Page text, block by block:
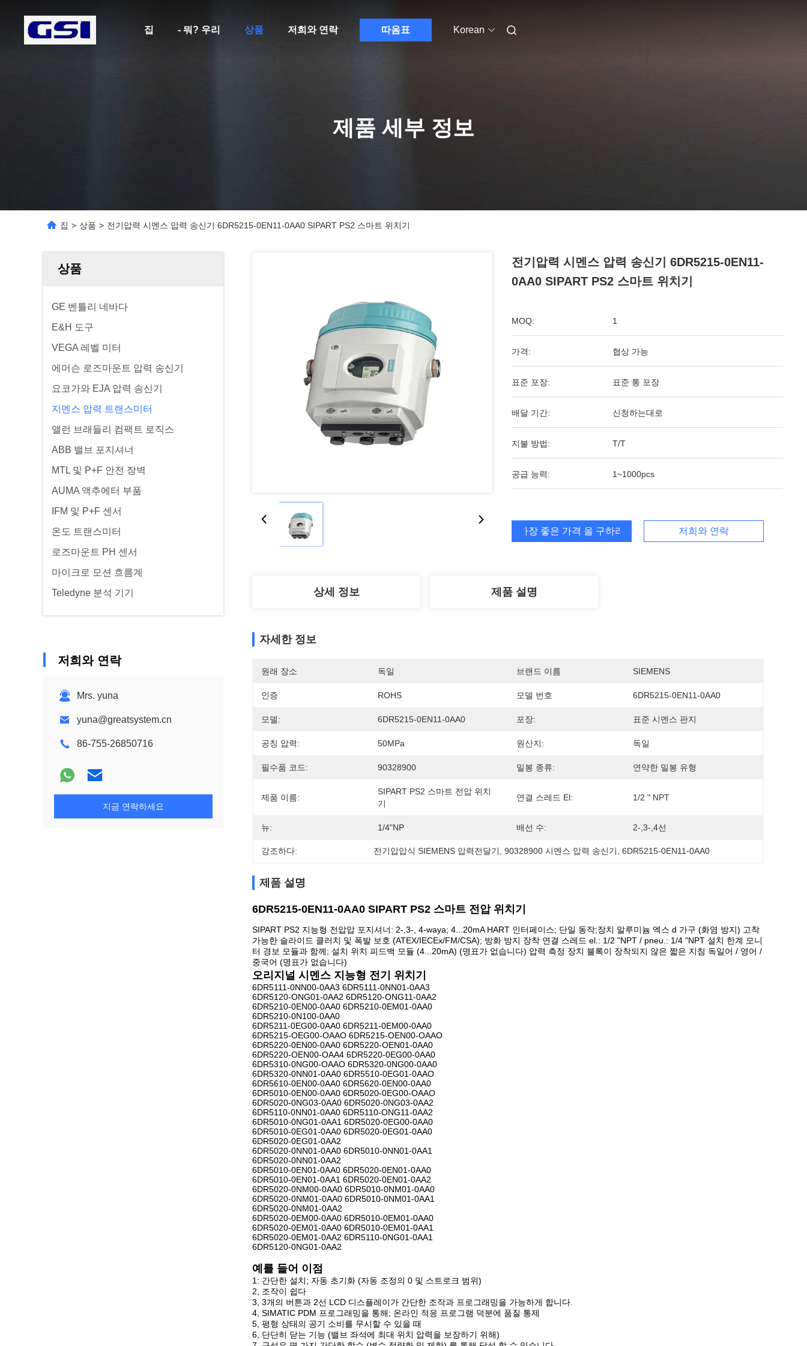
집 - 뭐? 우리 상품 저희와 연락 따옴표 Korean
제품 세부 정보
집 > 상품 > 전기압력 시멘스 압력 송신기 6DR5215-0EN11-0AA0 SIPART PS2 스마트 위치기
상품
GE 벤틀리 네바다
E&H 도구
VEGA 레벨 미터
에머슨 로즈마운트 압력 송신기
요코가와 EJA 압력 송신기
지멘스 압력 트랜스미터
앨런 브래들리 컴팩트 로직스
ABB 밸브 포지셔너
MTL 및 P+F 안전 장벽
AUMA 액추에터 부품
IFM 및 P+F 센서
온도 트랜스미터
로즈마운트 PH 센서
마이크로 모션 흐름계
Teledyne 분석 기기
저희와 연락
Mrs. yuna
yuna@greatsystem.cn
86-755-26850716
지금 연락하세요
전기압력 시멘스 압력 송신기 6DR5215-0EN11-
0AA0 SIPART PS2 스마트 위치기
MOQ: 1
가격: 협상 가능
표준 포장: 표준 통 포장
배달 기간: 신청하는대로
지불 방법: T/T
공급 능력: 1~1000pcs
가장 좋은 가격 을 구하라 저희와 연락
상세 정보 제품 설명
자세한 정보
원래 장소 독일 브랜드 이름 SIEMENS
인증 ROHS 모델 번호 6DR5215-0EN11-0AA0
모델: 6DR5215-0EN11-0AA0 포장: 표준 시멘스 판지
공칭 압력: 50MPa 원산지: 독일
필수품 코드: 90328900 밀봉 종류: 연약한 밀봉 유형
제품 이름:
SIPART PS2 스마트 전압 위치
기
연결 스레드 El: 1/2 " NPT
뉴: 1/4"NP 배선 수: 2-,3-,4선
강조하다: 전기압압식 SIEMENS 압력전달기 , 90328900 시멘스 압력 송신기 , 6DR5215-0EN11-0AA0
제품 설명
6DR5215-0EN11-0AA0 SIPART PS2 스마트 전압 위치기
SIPART PS2 지능형 전압압 포지셔너: 2-,3-, 4-waya; 4...20mA HART 인터페이스; 단일 동작;장치 알루미늄 엑스 d 가구 (화염 방지) 고착
가능한 슬라이드 클러치 및 폭발 보호 (ATEX/IECEx/FM/CSA); 방화 방지 장착 연결 스레드 el.: 1/2 "NPT / pneu.: 1/4 "NPT 설치 한계 모니
터 경보 모듈과 함께; 설치 위치 피드백 모듈 (4...20mA) (명표가 없습니다) 압력 측정 장치 블록이 장착되지 않은 짧은 지침 독일어 / 영어 /
중국어 (명표가 없습니다)
오리지널 시멘스 지능형 전기 위치기
6DR5111-0NN00-0AA3 6DR5111-0NN01-0AA3
6DR5120-ONG01-0AA2 6DR5120-ONG11-0AA2
6DR5210-0EN00-0AA0 6DR5210-0EM01-0AA0
6DR5210-0N100-0AA0
6DR5211-0EG00-0AA0 6DR5211-0EM00-0AA0
6DR5215-OEG00-OAAO 6DR5215-OEN00-OAAO
6DR5220-0EN00-0AA0 6DR5220-OEN01-0AA0
6DR5220-OEN00-OAA4 6DR5220-0EG00-0AA0
6DR5310-0NG00-OAAO 6DR5320-0NG00-0AA0
6DR5320-0NN01-0AA0 6DR5510-0EG01-0AAO
6DR5610-0EN00-0AA0 6DR5620-0EN00-0AA0
6DR5010-0EN00-0AA0 6DR5020-0EG00-OAAO
6DR5020-0NG03-0AA0 6DR5020-0NG03-0AA2
6DR5110-0NN01-0AA0 6DR5110-ONG11-0AA2
6DR5010-0NG01-0AA1 6DR5020-0EG00-0AA0
6DR5010-0EG01-0AA0 6DR5020-0EG01-0AA0
6DR5020-0EG01-0AA2
6DR5020-0NN01-0AA0 6DR5010-0NN01-0AA1
6DR5020-0NN01-0AA2
6DR5010-0EN01-0AA0 6DR5020-0EN01-0AA0
6DR5010-0EN01-0AA1 6DR5020-0EN01-0AA2
6DR5020-0NM00-0AA0 6DR5010-0NM01-0AA0
6DR5020-0NM01-0AA0 6DR5010-0NM01-0AA1
6DR5020-0NM01-0AA2
6DR5020-0EM00-0AA0 6DR5010-0EM01-0AA0
6DR5020-0EM01-0AA0 6DR5010-0EM01-0AA1
6DR5020-0EM01-0AA2 6DR5110-0NG01-0AA1
6DR5120-0NG01-0AA2
예를 들어 이점
1: 간단한 설치; 자동 초기화 (자동 조정의 0 및 스트로크 범위)
2, 조작이 쉽다
3, 3개의 버튼과 2선 LCD 디스플레이가 간단한 조작과 프로그래밍을 가능하게 합니다.
4, SIMATIC PDM 프로그래밍을 통해; 온라인 적응 프로그램 덕분에 품질 통제
5, 평형 상태의 공기 소비를 무시할 수 있을 때
6, 단단히 닫는 기능 (밸브 좌석에 최대 위치 압력을 보장하기 위해)